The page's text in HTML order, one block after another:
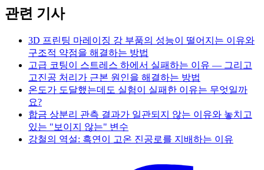
관련 기사
3D 프린팅 마레이징 강 부품의 성능이 떨어지는 이유와
구조적 약점을 해결하는 방법
고급 코팅이 스트레스 하에서 실패하는 이유 — 그리고
고진공 처리가 근본 원인을 해결하는 방법
온도가 도달했는데도 실험이 실패한 이유는 무엇일까
요?
합금 상분리 관측 결과가 일관되지 않는 이유와 놓치고
있는 "보이지 않는" 변수
강철의 역설: 흑연이 고온 진공로를 지배하는 이유